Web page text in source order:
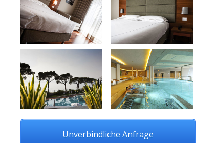
Unverbindliche Anfrage